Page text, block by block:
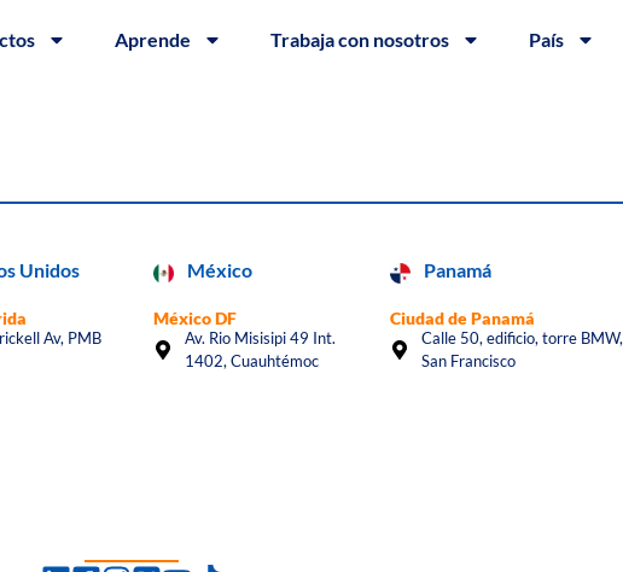
Aprende Trabaja con nosotros País
Unidos
Av, PMB
México
México DF
Av. Rio Misisipi 49 Int.
1402, Cuauhtémoc
Panamá
Ciudad de Panamá
Calle 50, edificio, torre BMW,
San Francisco